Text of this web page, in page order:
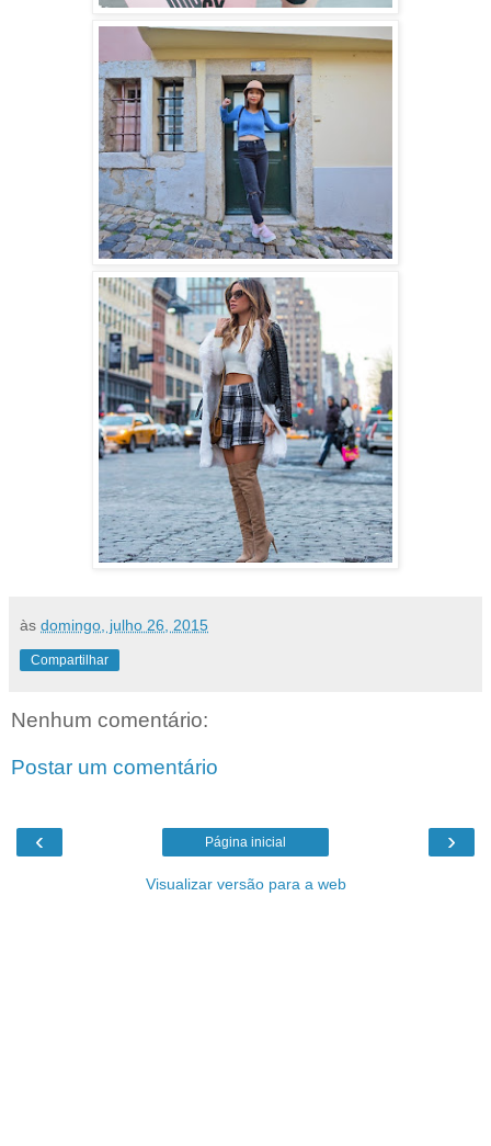
às domingo, julho 26, 2015
Compartilhar
Nenhum comentário:
Postar um comentário
‹ ›
Página inicial
Visualizar versão para a web